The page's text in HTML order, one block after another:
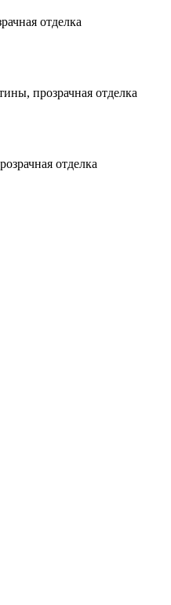
отделка
прозрачная отделка
отделка